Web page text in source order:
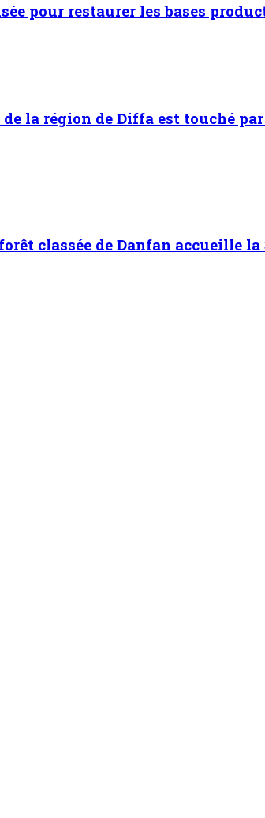
pour restaurer les bases
la région de Diffa est touché
classée de Danfan accueille